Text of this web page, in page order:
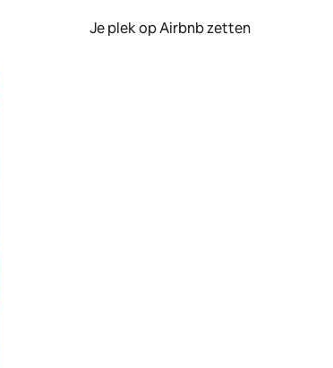
Je plek op Airbnb zetten